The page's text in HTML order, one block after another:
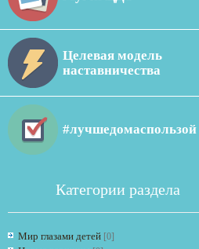
Целевая модель
наставничества
#лучшедомаспользой
Категории раздела
Мир глазами детей [0]